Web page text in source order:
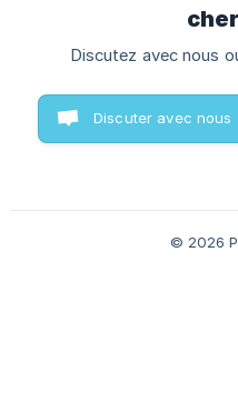
Discutez avec nous
Discuter avec nous
© 2026